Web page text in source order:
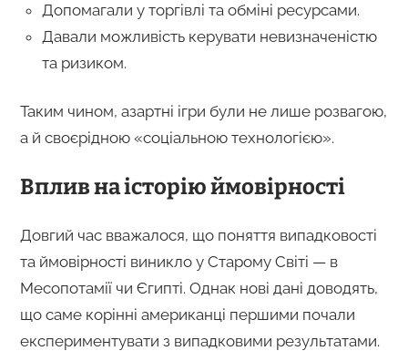
Допомагали у торгівлі та обміні ресурсами.
Давали можливість керувати невизначеністю
та ризиком.
Таким чином, азартні ігри були не лише розвагою,
а й своєрідною «соціальною технологією».
Вплив на історію ймовірності
Довгий час вважалося, що поняття випадковості
та ймовірності виникло у Старому Світі — в
Месопотамії чи Єгипті. Однак нові дані доводять,
що саме корінні американці першими почали
експериментувати з випадковими результатами.